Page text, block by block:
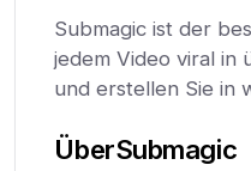
Submagic ist der
jedem Video viral in
und erstellen Sie in
ÜberSubmagic